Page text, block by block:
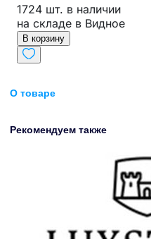
1724 шт. в наличии
на складе в Видное
В корзину
О товаре
Рекомендуем также